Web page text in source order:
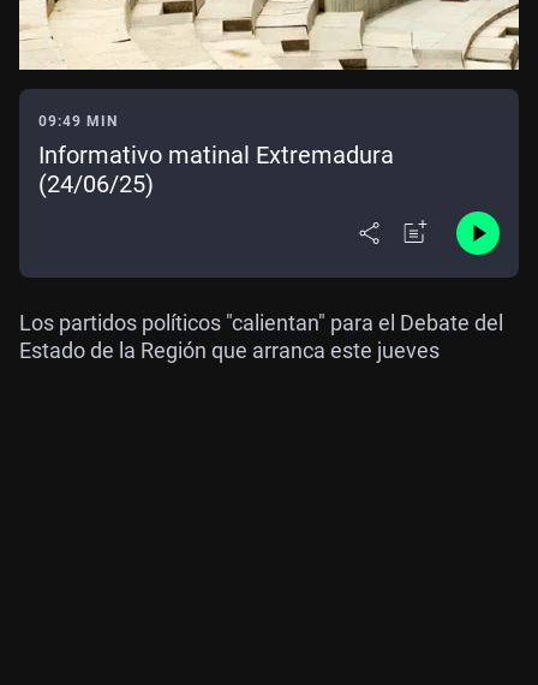
09:49 MIN
Informativo matinal Extremadura
(24/06/25)
Los partidos políticos "calientan" para el Debate del
Estado de la Región que arranca este jueves